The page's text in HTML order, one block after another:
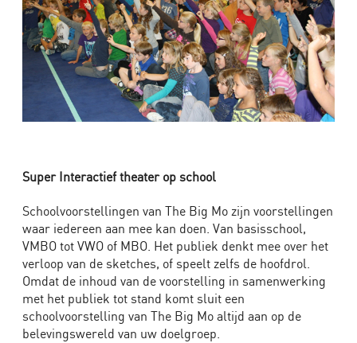
Super Interactief theater op school
Schoolvoorstellingen van The Big Mo zijn voorstellingen
waar iedereen aan mee kan doen. Van basisschool,
VMBO tot VWO of MBO. Het publiek denkt mee over het
verloop van de sketches, of speelt zelfs de hoofdrol.
Omdat de inhoud van de voorstelling in samenwerking
met het publiek tot stand komt sluit een
schoolvoorstelling van The Big Mo altijd aan op de
belevingswereld van uw doelgroep.